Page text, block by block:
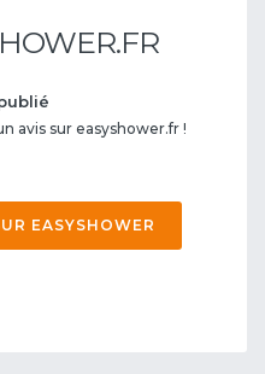
avis sur easyshower.fr !
EASYSHOWER